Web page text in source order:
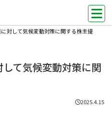
対して気候変動対策に関する株主提
て気候変動対策に関
2025.4.15